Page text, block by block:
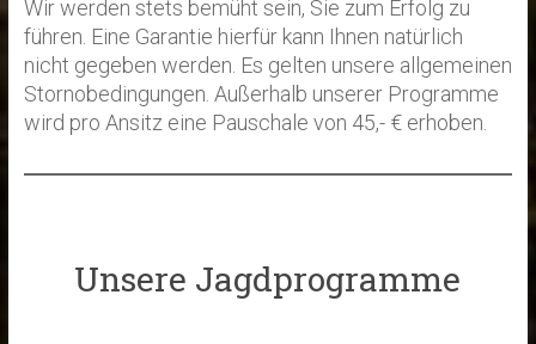
Wir werden stets bemüht sein, Sie zum Erfolg zu
führen. Eine Garantie hierfür kann Ihnen natürlich
nicht gegeben werden. Es gelten unsere allgemeinen
Stornobedingungen. Außerhalb unserer Programme
wird pro Ansitz eine Pauschale von 45,- € erhoben.
Unsere Jagdprogramme